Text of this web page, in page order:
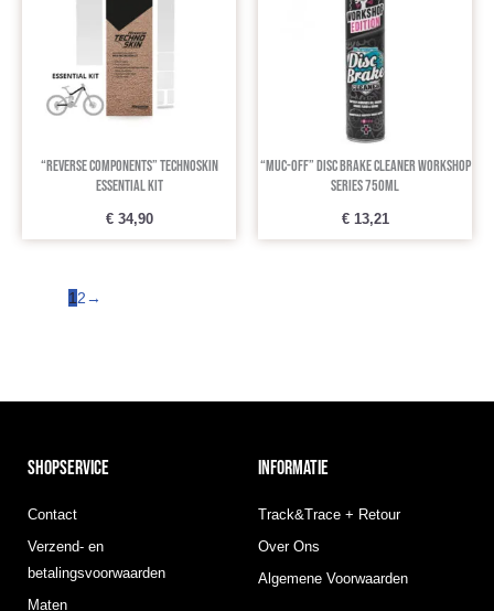
“Reverse Components” Technoskin
Essential Kit
€34,90
“Muc-Off” Disc Brake Cleaner Workshop
Series 750ml
€13,21
1 2→
SHOPSERVICE
Contact
Verzend- en
betalingsvoorwaarden
Maten
INFORMATIE
Track&Trace + Retour
Over Ons
Algemene Voorwaarden